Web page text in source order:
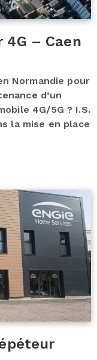
– Caen
Normandie pour
d’un
4G/5G ? I.S.
la mise en place